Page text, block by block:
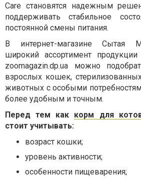
Care становятся надежным
поддерживать стабильное
постоянной смены питания.
В интернет-магазине Сытая
широкий ассортимент
zoomagazin.dp.ua можно
взрослых кошек,
животных с особыми
более удобным и точным.
Перед тем как корм для
стоит учитывать:
возраст кошки;
уровень активности;
особенности пищеварения;